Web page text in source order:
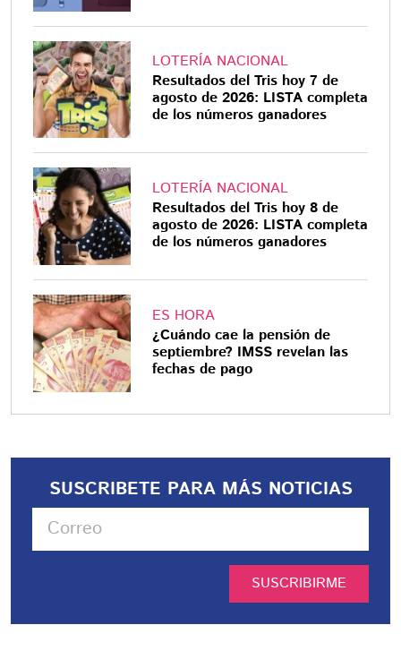
LOTERÍA NACIONAL
Resultados del Tris hoy 7 de
agosto de 2026: LISTA completa
de los números ganadores
LOTERÍA NACIONAL
Resultados del Tris hoy 8 de
agosto de 2026: LISTA completa
de los números ganadores
ES HORA
¿Cuándo cae la pensión de
septiembre? IMSS revelan las
fechas de pago
SUSCRIBETE PARA MÁS NOTICIAS
SUSCRIBIRME